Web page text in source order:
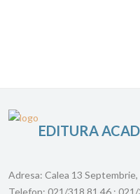
EDITURA
Adresa: Calea 13
Telefon: 021/318 81 46 ;